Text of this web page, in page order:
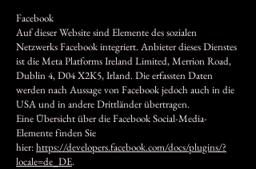
Facebook
Auf dieser Website sind Elemente des sozialen
Netzwerks Facebook integriert. Anbieter dieses Dienstes
ist die Meta Platforms Ireland Limited, Merrion Road,
Dublin 4, D04 X2K5, Irland. Die erfassten Daten
werden nach Aussage von Facebook jedoch auch in die
USA und in andere Drittländer übertragen.
Eine Übersicht über die Facebook Social-Media-
Elemente finden Sie
hier:https://developers.facebook.com/docs/plugins/?
locale=de_DE.